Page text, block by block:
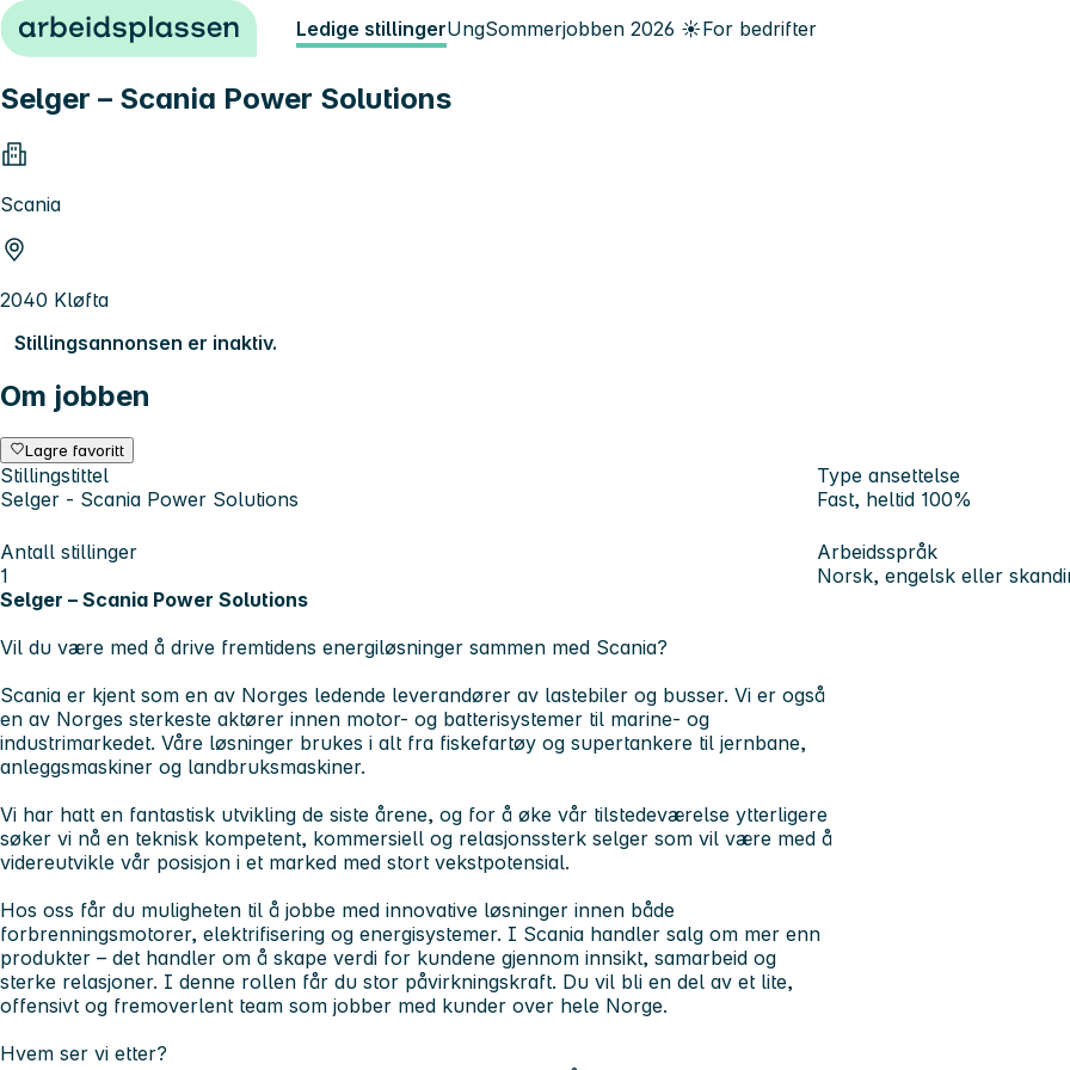
Hopp til innhold Ledige stillingerUngSommerjobben 2026 ☀️For bedrifter
Selger – Scania Power Solutions
Scania
2040 Kløfta
Stillingsannonsen er inaktiv.
Om jobben
Lagre favoritt
Stillingstittel
Selger - Scania Power Solutions
Type ansettelse
Fast, heltid 100%
Antall stillinger
1
Arbeidsspråk
Norsk, engelsk eller
Selger – Scania Power Solutions
Vil du være med å drive fremtidens energiløsninger sammen med Scania?
Scania er kjent som en av Norges ledende leverandører av lastebiler og busser. Vi er også
en av Norges sterkeste aktører innen motor- og batterisystemer til marine- og
industrimarkedet. Våre løsninger brukes i alt fra fiskefartøy og supertankere til jernbane,
anleggsmaskiner og landbruksmaskiner.
Vi har hatt en fantastisk utvikling de siste årene, og for å øke vår tilstedeværelse ytterligere
søker vi nå en teknisk kompetent, kommersiell og relasjonssterk selger som vil være med å
videreutvikle vår posisjon i et marked med stort vekstpotensial.
Hos oss får du muligheten til å jobbe med innovative løsninger innen både
forbrenningsmotorer, elektrifisering og energisystemer. I Scania handler salg om mer enn
produkter – det handler om å skape verdi for kundene gjennom innsikt, samarbeid og
sterke relasjoner. I denne rollen får du stor påvirkningskraft. Du vil bli en del av et lite,
offensivt og fremoverlent team som jobber med kunder over hele Norge.
Hvem ser vi etter?